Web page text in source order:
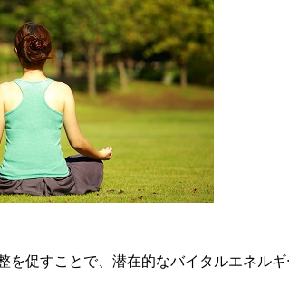
を促すことで、潜在的なバイタルエネル